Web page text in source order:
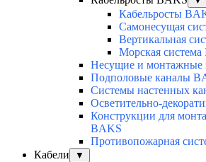
Кабельросты
Самонесущая
Вертикальная
Морская
Несущие и монтажные
Подполовые каналы
Системы настенных
Осветительно-
Конструкции для
BAKS
Противопожарная
Кабели
▼